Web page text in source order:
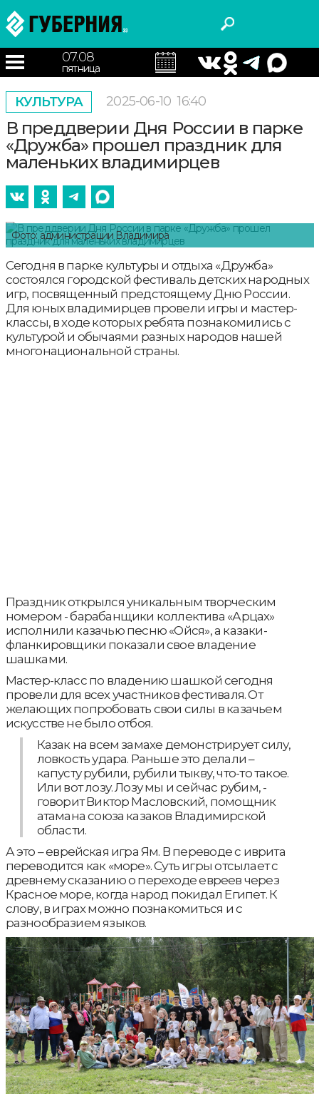
07.08
пятница
КУЛЬТУРА 2025-06-10 16:40
В преддверии Дня России в парке
«Дружба» прошел праздник для
маленьких владимирцев
Фото: администрации Владимира
Сегодня в парке культуры и отдыха «Дружба»
состоялся городской фестиваль детских народных
игр, посвященный предстоящему Дню России.
Для юных владимирцев провели игры и мастер-
классы, в ходе которых ребята познакомились с
культурой и обычаями разных народов нашей
многонациональной страны.
Праздник открылся уникальным творческим
номером - барабанщики коллектива «Арцах»
исполнили казачью песню «Ойся», а казаки-
фланкировщики показали свое владение
шашками.
Мастер-класс по владению шашкой сегодня
провели для всех участников фестиваля. От
желающих попробовать свои силы в казачьем
искусстве не было отбоя.
Казак на всем замахе демонстрирует силу,
ловкость удара. Раньше это делали –
капусту рубили, рубили тыкву, что-то такое.
Или вот лозу. Лозу мы и сейчас рубим, -
говорит Виктор Масловский, помощник
атамана союза казаков Владимирской
области.
А это – еврейская игра Ям. В переводе с иврита
переводится как «море». Суть игры отсылает с
древнему сказанию о переходе евреев через
Красное море, когда народ покидал Египет. К
слову, в играх можно познакомиться и с
разнообразием языков.